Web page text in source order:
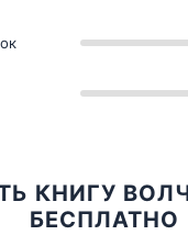
КНИГУ
БЕСПЛАТНО